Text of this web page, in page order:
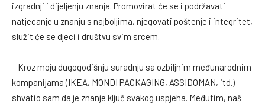
izgradnji i dijeljenju znanja. Promovirat će se i podržavati
natjecanje u znanju s najboljima, njegovati poštenje i integritet,
služit će se djeci i društvu svim srcem.
– Kroz moju dugogodišnju suradnju sa ozbiljnim međunarodnim
kompanijama (IKEA, MONDI PACKAGING, ASSIDOMAN, itd.)
shvatio sam da je znanje ključ svakog uspjeha. Međutim, naš